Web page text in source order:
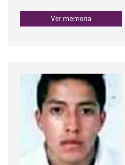
Ver memoria